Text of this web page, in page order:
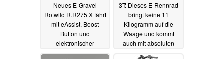
Neues E-Gravel
Rotwild R.R275 X fährt
mit eAssist, Boost
Button und
elektronischer
Schaltung vor07.11.2023
3T: Dieses E-Rennrad
bringt keine 11
Kilogramm auf die
Waage und kommt
auch mit absoluten